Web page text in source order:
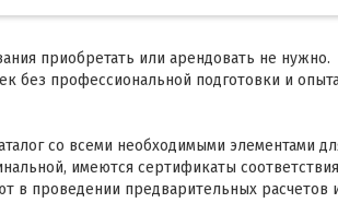
приобретать или арендовать не нужно.
без профессиональной подготовки и
со всеми необходимыми элементами
имеются сертификаты
в проведении предварительных расчетов